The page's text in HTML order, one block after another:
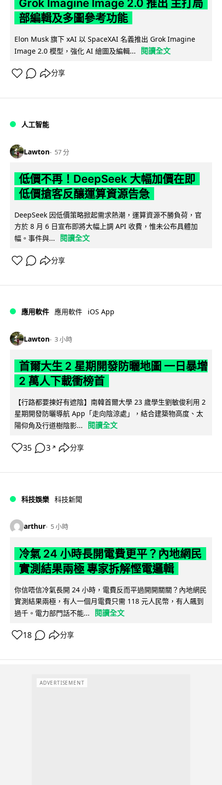
Grok Imagine Image 2.0 推出 主打局
部編輯及多圖參考功能
Elon Musk 旗下 xAI 以 SpaceXAI 名義推出 Grok Imagine
Image 2.0 模型，強化 AI 繪圖及編輯...
閱讀全文
分享
人工智能
Lawton 57 分
低價不再！DeepSeek 大幅加價在即
低價搶客反釀運算資源告急
DeepSeek 因低價策略掀起需求熱潮，運算資源不勝負荷，官
方於 8 月 6 日宣布即將大幅上調 API 收費，惟未公布具體加
幅。事件與...
閱讀全文
分享
應用軟件 應用軟件 iOS App
Lawton 3 小時
首爾大生 2 星期開發防曬地圖 一日暴增
2 萬人下載衝榜首
【行路都要揀好有遮陰】南韓首爾大學 23 歲學生劉敏俊利用 2
星期開發防曬導航 App「走向陰涼處」，結合建築物高度、太
陽仰角及行道樹陰影...
閱讀全文
35 3 ↗ 分享
科技娛樂 科技新聞
arthur 5 小時
冷氣 24 小時長開電費更平？內地網民
實測結果兩極 專家拆解慳電邏輯
你信唔信冷氣長開 24 小時，電費反而平過開開關關？內地網民
實測結果兩極，有人一個月電費只需 118 元人民幣，有人飆到
過千。電力部門話不能...
閱讀全文
18 分享
ADVERTISEMENT